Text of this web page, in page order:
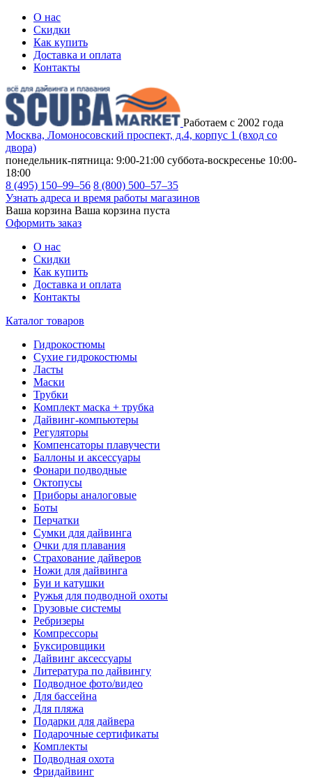
О нас
Скидки
Как купить
Доставка и оплата
Контакты
Работаем с 2002 года
Москва, Ломоносовский проспект, д.4, корпус 1 (вход со
двора)
понедельник-пятница: 9:00-21:00 суббота-воскресенье 10:00-
18:00
8 (495) 150–99–56 8 (800) 500–57–35
Узнать адреса и время работы магазинов
Ваша корзина Ваша корзина пуста
Оформить заказ
О нас
Скидки
Как купить
Доставка и оплата
Контакты
Каталог товаров
Гидрокостюмы
Сухие гидрокостюмы
Ласты
Маски
Трубки
Комплект маска + трубка
Дайвинг-компьютеры
Регуляторы
Компенсаторы плавучести
Баллоны и аксессуары
Фонари подводные
Октопусы
Приборы аналоговые
Боты
Перчатки
Сумки для дайвинга
Очки для плавания
Страхование дайверов
Ножи для дайвинга
Буи и катушки
Ружья для подводной охоты
Грузовые системы
Ребризеры
Компрессоры
Буксировщики
Дайвинг аксессуары
Литература по дайвингу
Подводное фото/видео
Для бассейна
Для пляжа
Подарки для дайвера
Подарочные сертификаты
Комплекты
Подводная охота
Фридайвинг